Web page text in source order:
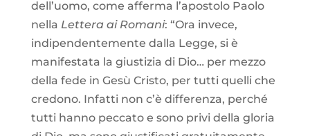
dell’uomo, come afferma l’apostolo Paolo
nella Lettera ai Romani: “Ora invece,
indipendentemente dalla Legge, si è
manifestata la giustizia di Dio… per mezzo
della fede in Gesù Cristo, per tutti quelli che
credono. Infatti non c’è differenza, perché
tutti hanno peccato e sono privi della gloria